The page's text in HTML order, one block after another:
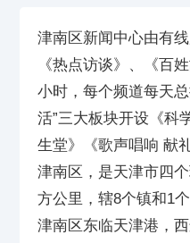
津南区新闻中心由有
《热点访谈》、《百
小时，每个频道每天
活”三大板块开设《科
生堂》《歌声唱响 献
津南区，是天津市四
方公里，辖8个镇和1
津南区东临天津港，